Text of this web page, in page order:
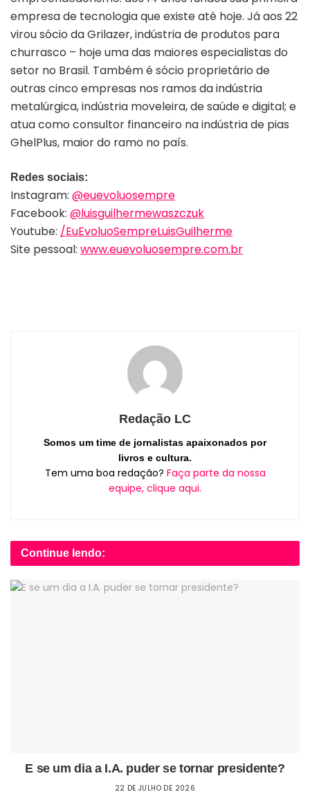
empresa de tecnologia que existe até hoje. Já aos 22
virou sócio da Grilazer, indústria de produtos para
churrasco – hoje uma das maiores especialistas do
setor no Brasil. Também é sócio proprietário de
outras cinco empresas nos ramos da indústria
metalúrgica, indústria moveleira, de saúde e digital; e
atua como consultor financeiro na indústria de pias
GhelPlus, maior do ramo no país.
Redes sociais:
Instagram: @euevoluosempre
Facebook: @luisguilhermewaszczuk
Youtube: /EuEvoluoSempreLuisGuilherme
Site pessoal: www.euevoluosempre.com.br
Redação LC
Somos um time de jornalistas apaixonados por
livros e cultura.
Tem uma boa redação? Faça parte da nossa
equipe, clique aqui.
Continue lendo:
E se um dia a I.A. puder se tornar presidente?
22 DE JULHO DE 2026